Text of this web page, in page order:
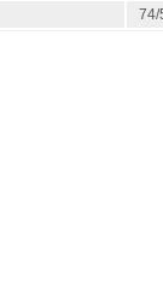
74/